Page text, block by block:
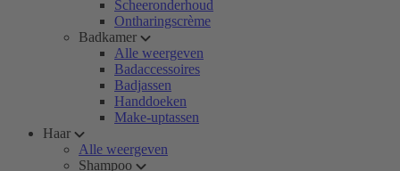
Scheeronderhoud
Ontharingscrème
Badkamer
Alle weergeven
Badaccessoires
Badjassen
Handdoeken
Make-uptassen
Haar
Alle weergeven
Shampoo